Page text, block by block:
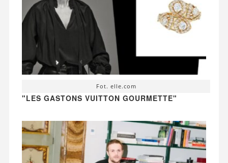
Fot. elle.com
"LES GASTONS VUITTON GOURMETTE"